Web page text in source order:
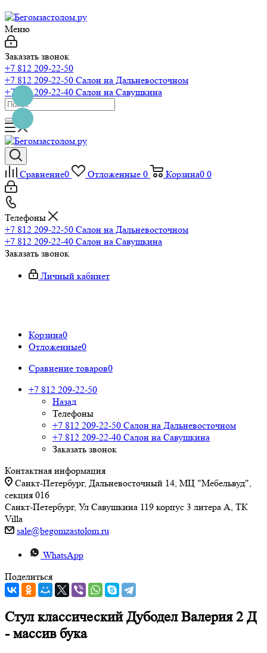
Меню
Заказать звонок
+7 812 209-22-50
+7 812 209-22-50 Салон на Дальневосточном
+7 812 209-22-40 Салон на Савушкина
Сравнение0 Отложенные 0 Корзина0 0
Телефоны
+7 812 209-22-50 Салон на Дальневосточном
+7 812 209-22-40 Салон на Савушкина
Заказать звонок
Личный кабинет
Корзина0
Отложенные0
Сравнение товаров0
+7 812 209-22-50
Назад
Телефоны
+7 812 209-22-50 Салон на Дальневосточном
+7 812 209-22-40 Салон на Савушкина
Заказать звонок
Контактная информация
Санкт-Петербург, Дальневосточный 14, МЦ "Мебельвуд",
секция 016
Санкт-Петербург, Ул Савушкина 119 корпус 3 литера А, ТК
Villa
sale@begomzastolom.ru
WhatsApp
Поделиться
Стул классический Дубодел Валерия 2 Д
- массив бука